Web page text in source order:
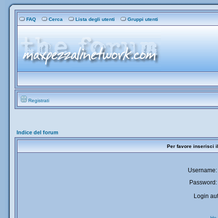
FAQ Cerca Lista degli utenti Gruppi utenti
Registrati
Indice del forum
Per favore inserisci
Username:
Password:
Login